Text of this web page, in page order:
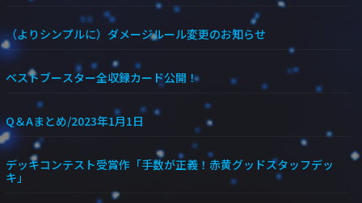
（よりシンプルに）ダメージルール変更のお知らせ
ベストブースター全収録カード公開！
Q＆Aまとめ/2023年1月1日
デッキコンテスト受賞作「手数が正義！赤黄グッドスタッフデッ
キ」